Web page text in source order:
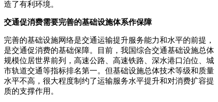
造了有利环境。
交通促消费需要完善的基础设施体系作保障
完善的基础设施网络是交通运输提升服务能力和水平的前提，
是交通促消费的基础保障。目前，我国综合交通基础设施总体
规模位居世界前列，高速公路、高速铁路、深水港口泊位、城
市轨道交通等指标排名第一。但基础设施总体技术等级和质量
水平不高，很大程度制约了运输服务水平提升和对消费扩容提
质的支撑作用。